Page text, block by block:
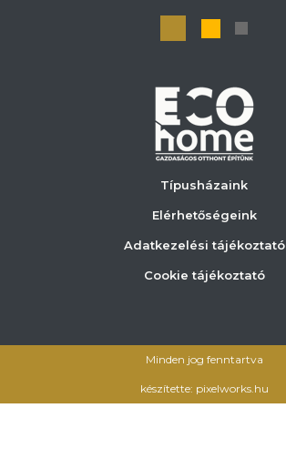
Típusházaink
Elérhetőségeink
Adatkezelési tájékoztató
Cookie tájékoztató
Minden jog fenntartva
készítette: pixelworks.hu